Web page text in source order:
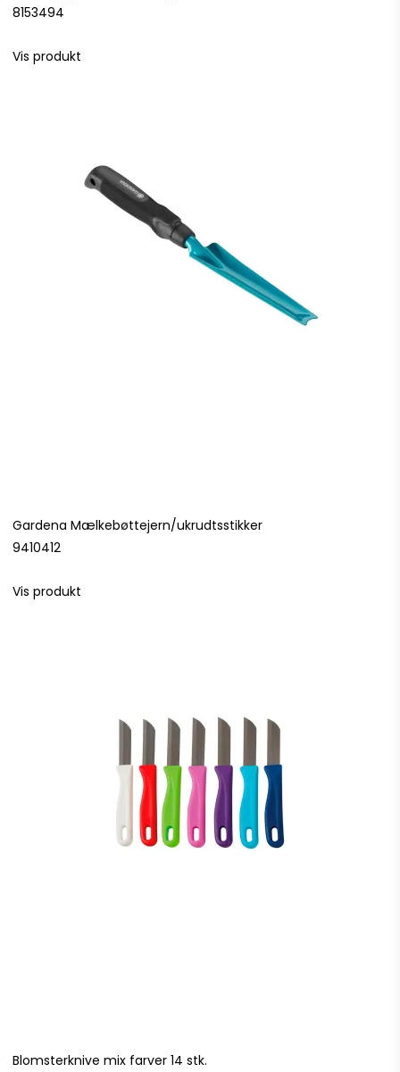
8153494
Vis produkt
Gardena Mælkebøttejern/ukrudtsstikker
9410412
Vis produkt
Blomsterknive mix farver 14 stk.